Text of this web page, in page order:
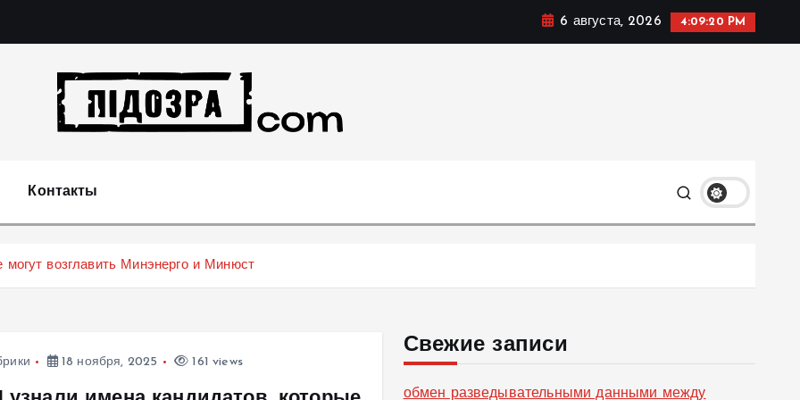
6 августа, 2026 4:09:21 PM
Контакты
возглавить Минэнерго и Минюст
18 ноября, 2025 161 views
Свежие записи
обмен разведывательными данными между